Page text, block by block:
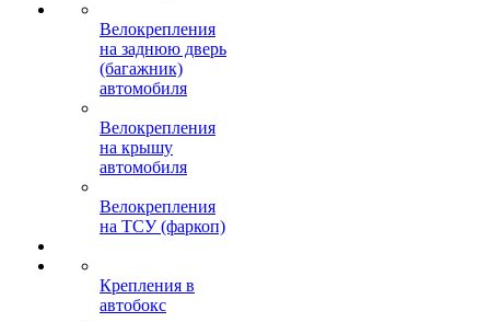
Велокрепления
на заднюю дверь
(багажник)
автомобиля
Велокрепления
на крышу
автомобиля
Велокрепления
на ТСУ (фаркоп)
Крепления в
автобокс